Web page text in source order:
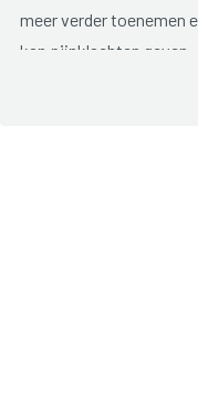
meer verder toenemen
kan pijnklachten geven.